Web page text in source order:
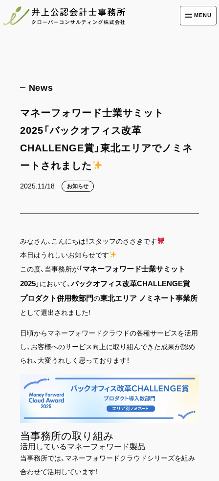
MENU
News
マネーフォワード士業サミット
2025「バックオフィス改革
CHALLENGE賞」東北エリアでノミネ
ートされました
2025.11/18 お知らせ
みなさん、こんにちは！スタッフのささきです
本日はうれしいお知らせです
この度、当事務所が「マネーフォワード士業サミット
2025」において、バックオフィス改革CHALLENGE賞
プロダクト併用数部門の東北エリア ノミネート事業所
として選出されました!
日頃からマネーフォワードクラウドの各種サービスを活用
し、お客様へのサービス向上に取り組んできた成果が認め
られ、大変うれしく思っております！
当事務所の取り組み
活用しているマネーフォワード製品
当事務所では、マネーフォワードクラウドシリーズを組み
合わせて活用しています！